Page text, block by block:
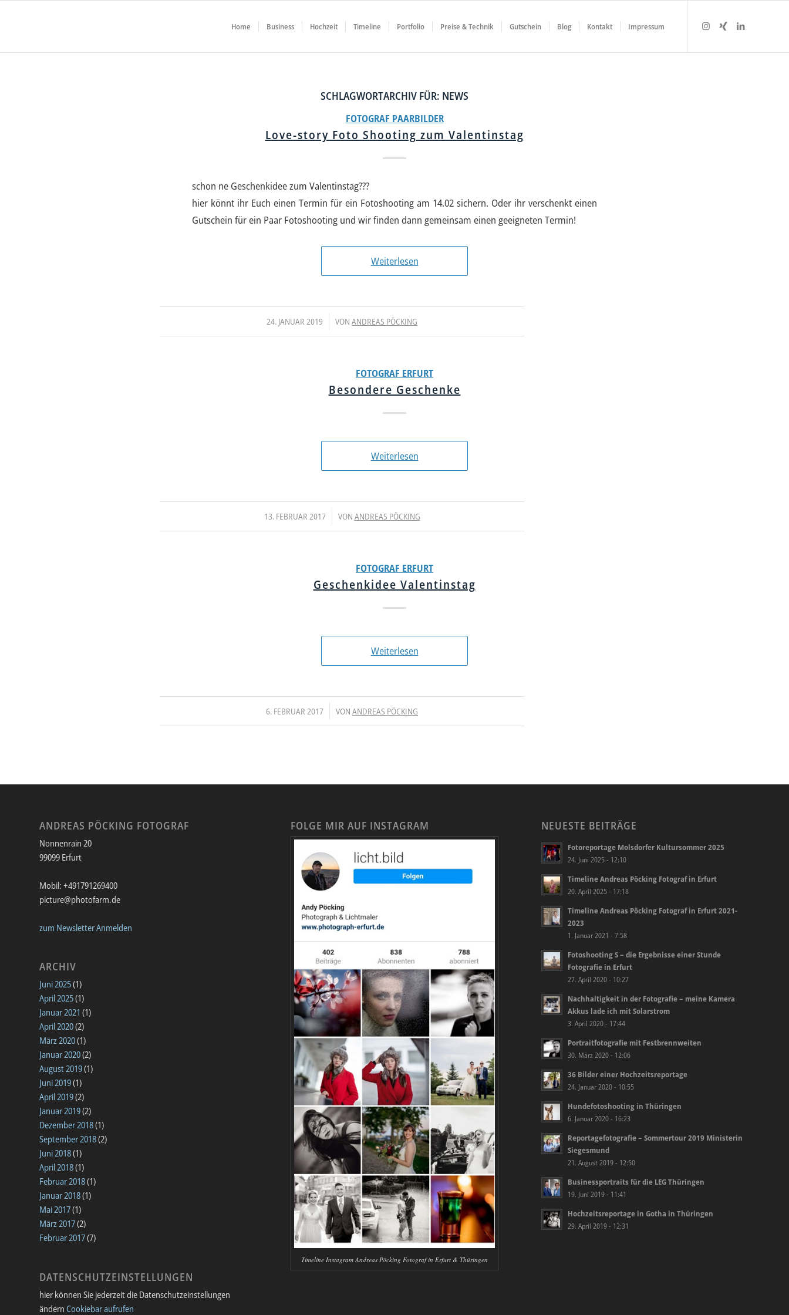
Home Business Hochzeit Timeline Portfolio Preise & Technik Gutschein Blog Kontakt Impressum
SCHLAGWORTARCHIV FÜR: NEWS
FOTOGRAF PAARBILDER
Love-story Foto Shooting zum Valentinstag
schon ne Geschenkidee zum Valentinstag???
hier könnt ihr Euch einen Termin für ein Fotoshooting am 14.02 sichern. Oder ihr verschenkt einen
Gutschein für ein Paar Fotoshooting und wir finden dann gemeinsam einen geeigneten Termin!
Weiterlesen
24. JANUAR 2019
/ VON ANDREAS PÖCKING
FOTOGRAF ERFURT
Besondere Geschenke
Weiterlesen
13. FEBRUAR 2017
/ VON ANDREAS PÖCKING
FOTOGRAF ERFURT
Geschenkidee Valentinstag
Weiterlesen
6. FEBRUAR 2017
/ VON ANDREAS PÖCKING
ANDREAS PÖCKING FOTOGRAF
Nonnenrain 20
99099 Erfurt
Mobil: +491791269400
picture@photofarm.de
zum Newsletter Anmelden
ARCHIV
Juni 2025(1)
April 2025(1)
Januar 2021 (1)
April 2020(2)
März 2020(1)
Januar 2020(2)
August 2019(1)
Juni 2019(1)
April 2019(2)
Januar 2019(2)
Dezember 2018(1)
September 2018(2)
Juni 2018(1)
April 2018(1)
Februar 2018(1)
Januar 2018(1)
Mai 2017(1)
März 2017(2)
Februar 2017(7)
DATENSCHUTZEINSTELLUNGEN
hier können Sie jederzeit die Datenschutzeinstellungen
ändern Cookiebar aufrufen
FOLGE MIR AUF INSTAGRAM
Timeline Instagram Andreas Pöcking Fotograf in Erfurt & Thüringen
NEUESTE BEITRÄGE
Fotoreportage Molsdorfer Kultursommer 2025
24. Juni 2025 - 12:10
Timeline Andreas Pöcking Fotograf in Erfurt
20. April 2025 - 17:18
Timeline Andreas Pöcking Fotograf in Erfurt 2021-
2023
1. Januar 2021 - 7:58
Fotoshooting S – die Ergebnisse einer Stunde
Fotografie in Erfurt
27. April 2020 - 10:27
Nachhaltigkeit in der Fotografie – meine Kamera
Akkus lade ich mit Solarstrom
3. April 2020 - 17:44
Portraitfotografie mit Festbrennweiten
30. März 2020 - 12:06
36 Bilder einer Hochzeitsreportage
24. Januar 2020 - 10:55
Hundefotoshooting in Thüringen
6. Januar 2020 - 16:23
Reportagefotografie – Sommertour 2019 Ministerin
Siegesmund
21. August 2019 - 12:50
Businessportraits für die LEG Thüringen
19. Juni 2019 - 11:41
Hochzeitsreportage in Gotha in Thüringen
29. April 2019 - 12:31